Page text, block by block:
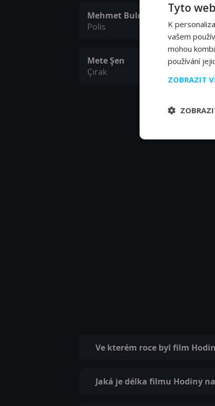
Mehmet Bulduk
Polis
Mete Şen
Çırak
Ve kterém roce byl film
Jaká je délka filmu Hodiny
Tyto
K
vašem
mohou
používání
ZOBRAZIT